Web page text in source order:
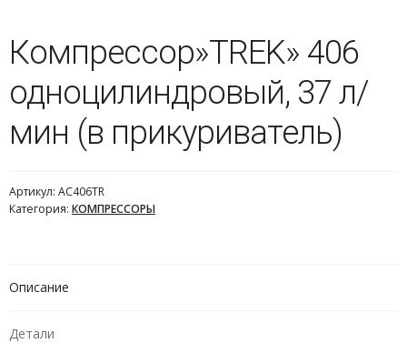
Компрессор»TREK» 406
одноцилиндровый, 37 л/
мин (в прикуриватель)
Артикул: AC406TR
Категория: КОМПРЕССОРЫ
Описание
Детали